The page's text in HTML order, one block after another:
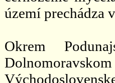
území prechádza
Okrem